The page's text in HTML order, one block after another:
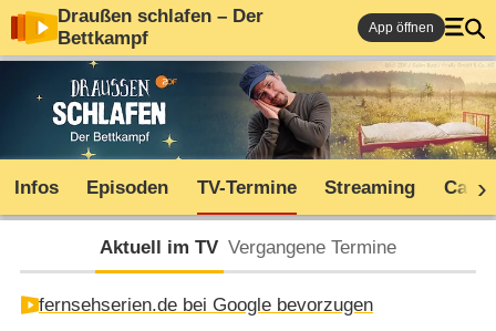
Draußen schlafen – Der
Bettkampf
App öffnen
Infos Episoden TV-Termine Streaming Cast
Aktuell im TV Vergangene Termine
fernsehserien.de bei Google bevorzugen